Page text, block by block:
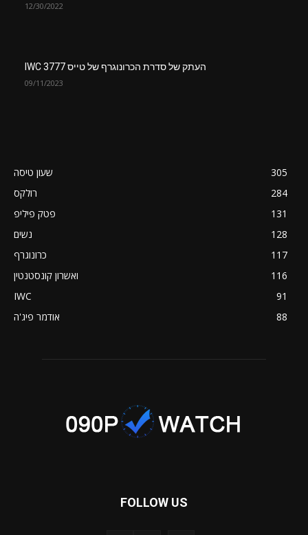
12/30/2022
העתק של סדרת הכרונוגרף של טייס IWC 3777
09/11/2023
שעון טיסה
305
רולקס
284
פטק פיליפ
131
נשים
128
כרונוגרף
117
ואשרון קונסטנטין
116
IWC
91
אודמר פיג'ה
88
FOLLOW US